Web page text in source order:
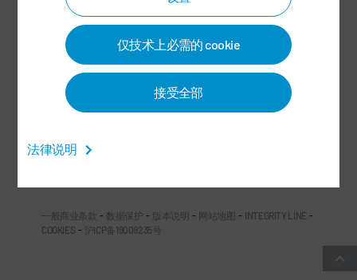
仅技术上必需的 cookie
接受全部
法律说明
杜尔中国微信公众号
社交媒体
一般商业条款 - 数据保护 - 版本说明 - 网站地图 - INTEGRITY LINE -
COOKIES - 沪ICP备19009235号